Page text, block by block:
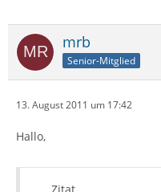
mrb
Senior-Mitglied
13. August 2011 um 17:42
Hallo,